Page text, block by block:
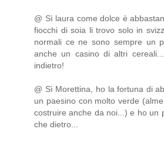
@ Sì laura come dolce è
fiocchi di soia li trovo solo in
normali ce ne sono sempre un
anche un casino di altri
indietro!
@ Sì Morettina, ho la fortuna di
un paesino con molto verde
costruire anche da noi...) e ho un
che dietro...